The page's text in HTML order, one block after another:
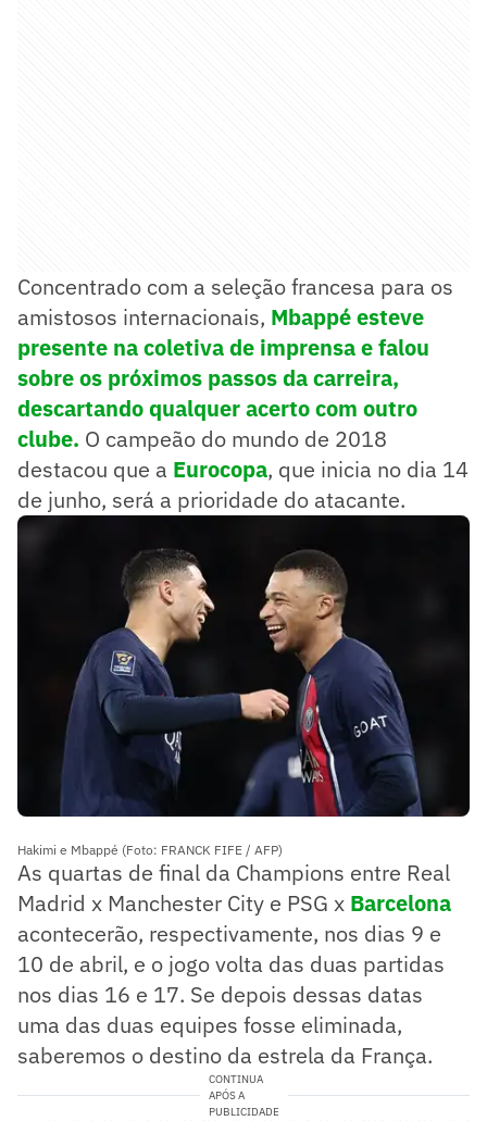
Concentrado com a seleção francesa para os
amistosos internacionais, Mbappé esteve
presente na coletiva de imprensa e falou
sobre os próximos passos da carreira,
descartando qualquer acerto com outro
clube. O campeão do mundo de 2018
destacou que a Eurocopa, que inicia no dia 14
de junho, será a prioridade do atacante.
Hakimi e Mbappé (Foto: FRANCK FIFE / AFP)
As quartas de final da Champions entre Real
Madrid x Manchester City e PSG x Barcelona
acontecerão, respectivamente, nos dias 9 e
10 de abril, e o jogo volta das duas partidas
nos dias 16 e 17. Se depois dessas datas
uma das duas equipes fosse eliminada,
saberemos o destino da estrela da França.
CONTINUA
APÓS A
PUBLICIDADE